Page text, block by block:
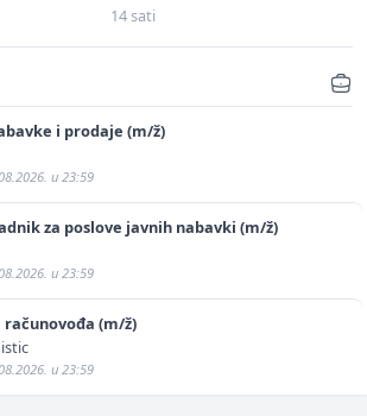
14 sati
i prodaje (m/ž)
u 23:59
za poslove javnih nabavki (m/ž)
u 23:59
(m/ž)
u 23:59